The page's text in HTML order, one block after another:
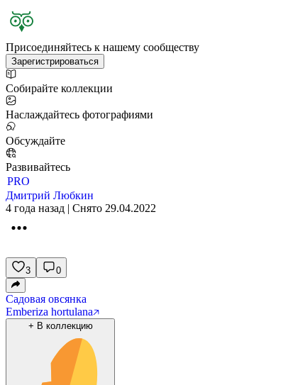
Присоединяйтесь к нашему сообществу
Зарегистрироваться
Собирайте коллекции
Наслаждайтесь фотографиями
Обсуждайте
Развивайтесь
PRO
Дмитрий Любкин
4 года назад | Снято 29.04.2022
3 0
Садовая овсянка
Emberiza hortulana
+ В коллекцию